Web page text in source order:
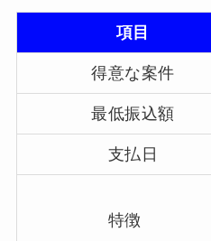
項目
得意な案件
最低振込額
支払日
特徴